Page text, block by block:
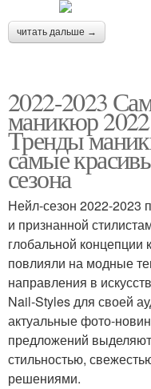
читать дальше →
2022-2023
маникюр
Тренды
самые
сезона
Нейл-сезон 2022-2023
и признанной
глобальной
повлияли на модные
направления в
Nail-Styles для своей
актуальные фото-
предложений
стильностью,
решениями.